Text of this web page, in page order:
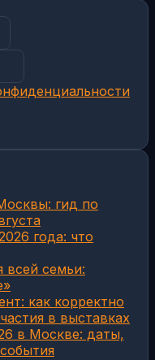
гид по
года: что
всей семьи:
как корректно
в выставках
в Москве: даты,